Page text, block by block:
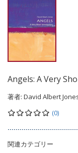
Angels: A Very
著者: David Albert
(0)
関連カテゴリー